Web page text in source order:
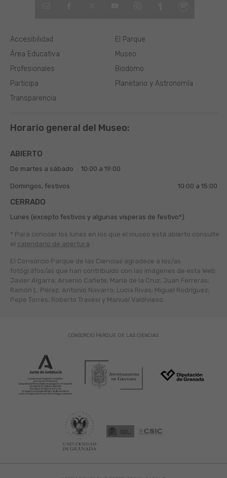
El Parque
Museo
Biodomo
Planetario y Astronomía
Área Educativa
Profesionales
Participa
Transparencia
Accesibilidad
Horario general del Museo:
ABIERTO
De martes a sábado 10:00 a 19:00
Domingos, festivos 10:00 a 15:00
CERRADO
Lunes (excepto festivos y algunas vísperas de festivo*)
* Para conocer los lunes en los que el museo está abierto consulte
el calendario de apertura
El Consorcio Parque de las Ciencias agradece a los/as
fotógráfos/as que han contribuido con las imágenes de esta Web:
Javier Algarra; Arsenio Cañete; María de la Cruz; Juan Ferreras;
Ramón L. Pérez; Antonio Navarro; Lucía Rivas; Miguel Rodríguez;
Pepe Torres; Roberto Travesí y Manuel Valdivieso.
CONSORCIO PARQUE DE LAS CIENCIAS